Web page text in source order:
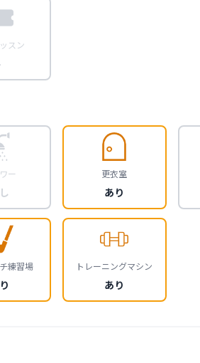
スン
ー 更衣室
あり
練習場 トレーニングマシン
あり